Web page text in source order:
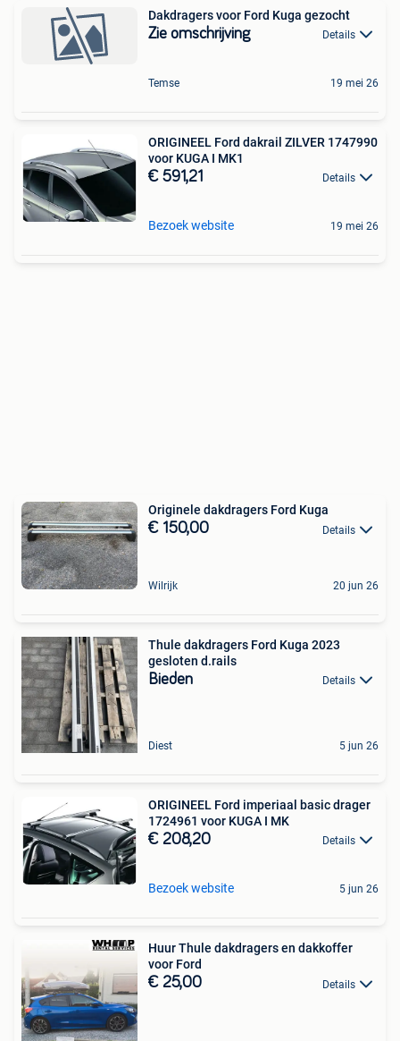
Dakdragers voor Ford Kuga gezocht
Zie omschrijving Details
Temse 19 mei 26
ORIGINEEL Ford dakrail ZILVER 1747990
voor KUGA I MK1
€ 591,21 Details
Bezoek website 19 mei 26
Originele dakdragers Ford Kuga
€ 150,00 Details
Wilrijk 20 jun 26
Thule dakdragers Ford Kuga 2023
gesloten d.rails
Bieden Details
Diest 5 jun 26
ORIGINEEL Ford imperiaal basic drager
1724961 voor KUGA I MK
€ 208,20 Details
Bezoek website 5 jun 26
Huur Thule dakdragers en dakkoffer
voor Ford
€ 25,00 Details